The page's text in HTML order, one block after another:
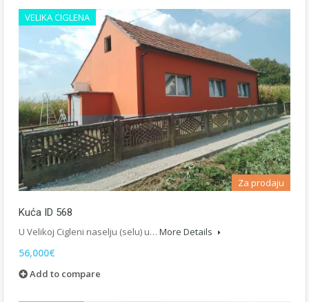
VELIKA CIGLENA
Za prodaju
Kuća ID 568
U Velikoj Cigleni naselju (selu) u… More Details
56,000€
Add to compare